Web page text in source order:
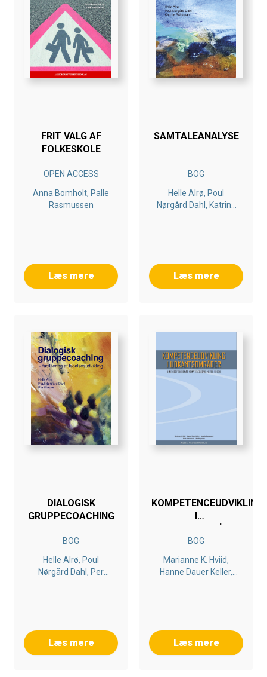
FRIT VALG AF
FOLKESKOLE
OPEN ACCESS
Anna Bomholt, Palle
Rasmussen
Læs mere
SAMTALEANALYSE
BOG
Helle Alrø, Poul
Nørgård Dahl, Katrine
Læs mere
DIALOGISK
GRUPPECOACHING
BOG
Helle Alrø, Poul
Nørgård Dahl, Per
Læs mere
KOMPETENCEUDVIKLING
I
UDKANTSOMRÅDER
BOG
Marianne K. Hviid,
Hanne Dauer Keller,
Læs mere